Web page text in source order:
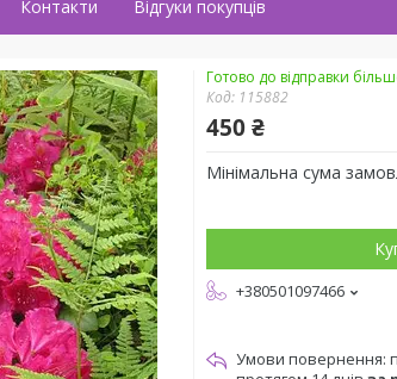
Контакти Відгуки покупців
Готово до відправки
Код: 115882
450 ₴
Мінімальна сума
+380501097466